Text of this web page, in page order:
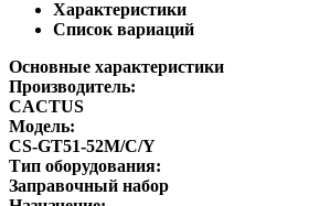
Характеристики
Список вариаций
Основные характеристики
Производитель:
CACTUS
Модель:
CS-GT51-52M/C/Y
Тип оборудования:
Зaпрaвочный нaбор